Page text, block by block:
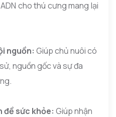
cho thú cưng mang lại
nguồn: Giúp chủ nuôi có
nguồn gốc và sự đa
đề sức khỏe: Giúp nhận